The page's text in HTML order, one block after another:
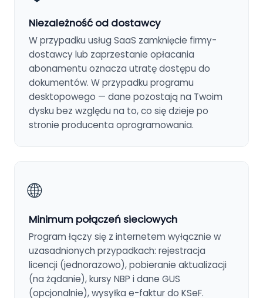
Niezależność od dostawcy
W przypadku usług SaaS zamknięcie firmy-
dostawcy lub zaprzestanie opłacania
abonamentu oznacza utratę dostępu do
dokumentów. W przypadku programu
desktopowego — dane pozostają na Twoim
dysku bez względu na to, co się dzieje po
stronie producenta oprogramowania.
🌐
Minimum połączeń sieciowych
Program łączy się z internetem wyłącznie w
uzasadnionych przypadkach: rejestracja
licencji (jednorazowo), pobieranie aktualizacji
(na żądanie), kursy NBP i dane GUS
(opcjonalnie), wysyłka e-faktur do KSeF.